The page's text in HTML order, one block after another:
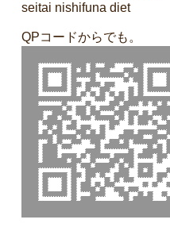
seitai nishifuna diet
QPコードからでも。